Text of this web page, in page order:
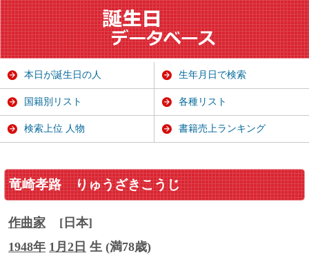
竜崎孝路 りゅうざきこうじ
作曲家
[日本]
1948年 1月2日 生 (満78歳)
本日が誕生日の人 生年月日で検索
国籍別リスト 各種リスト
検索上位 人物 書籍売上ランキング